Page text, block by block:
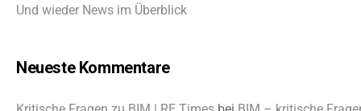
Und wieder News im Überblick
Neueste Kommentare